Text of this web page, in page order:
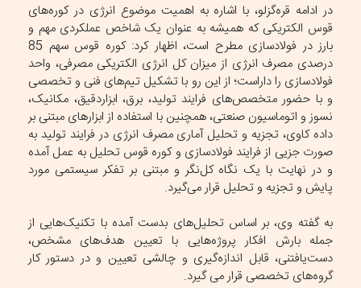
در ادامه قره‌گزلو، با اشاره به اهمیت موضوع انرژی در کوره‌های
قوس الکتریکی که همیشه به عنوان یک شاخص عملکردی مهم و
بارز در فولادسازی مطرح است، اظهار کرد: کوره قوس سهم 85
درصدی مصرف انرژی از میزان کل انرژی الکتریکی مصرفی، واحد
فولادسازی را داراست؛ از این رو با تشکیل تیم‌های فنی و تخصصی
و با حضور متخصص‌های فرایند تولید، برق، ابزاردقیق، مکانیک،
نسوز و اتوماسیون صنعتی، همچنین با استفاده از ابزارهای مبتنی بر
داده کاوی، تجزیه و تحلیل آماری مصرف انرژی در فرایند تولید به
صورت جزیی از فرایند فولادسازی و کوره قوس تحلیل به عمل آمده
و در نهایت با یک نگاه کل‌نگر و مبتنی بر تفکر سیستمی مورد
پایش و تجزیه و تحلیل قرار می‌گیرد.
به گفته وی، بر اساس تحلیل‌های بدست آمده با تکنیک‌هایی از
جمله بارش افکار پروژه‌هایی با تعیین هدف‌های مشخص،
دست‌یافتنی، قابل اندازه‌گیری و چالشی تعیین و در دستور کار
گروه‌های تخصصی قرار می گیرد.